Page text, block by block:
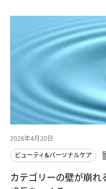
2026年4月20日
ビューティ&パーソナルケア
カテゴリーの壁が崩れ